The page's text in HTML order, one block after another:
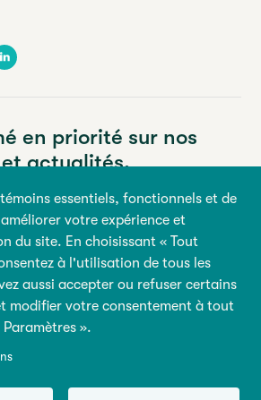
essentiels, fonctionnels et de
votre expérience et
du site. En choisissant « Tout
à l'utilisation de tous les
aussi accepter ou refuser certains
modifier votre consentement à tout
».
en priorité sur nos
actualités.
Nom
Abilio